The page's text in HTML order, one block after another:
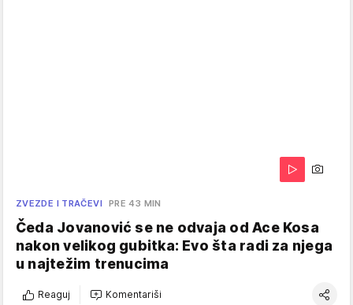
ZVEZDE I TRAČEVI PRE 43 MIN
Čeda Jovanović se ne odvaja od Ace Kosa
nakon velikog gubitka: Evo šta radi za njega
u najtežim trenucima
Reaguj Komentariši